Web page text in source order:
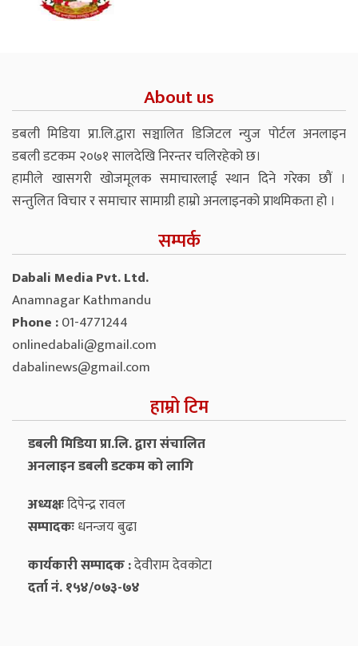
About us
डबली मिडिया प्रा.लि.द्वारा सञ्चालित डिजिटल न्युज पोर्टल अनलाइन
डबली डटकम २०७१ सालदेखि निरन्तर चलिरहेको छ।
हामीले खासगरी खोजमूलक समाचारलाई स्थान दिने गरेका छौं ।
सन्तुलित विचार र समाचार सामाग्री हाम्रो अनलाइनको प्राथमिकता हो ।
सम्पर्क
Dabali Media Pvt. Ltd.
Anamnagar Kathmandu
Phone :01-4771244
onlinedabali@gmail.com
dabalinews@gmail.com
हाम्रो टिम
डबली मिडिया प्रा.लि. द्वारा संचालित
अनलाइन डबली डटकम को लागि
अध्यक्षःदिपेन्द्र रावल
सम्पादकःधनन्‍जय बुढा
कार्यकारी सम्पादक :देवीराम देवकोटा
दर्ता नं. १५४/०७३-७४